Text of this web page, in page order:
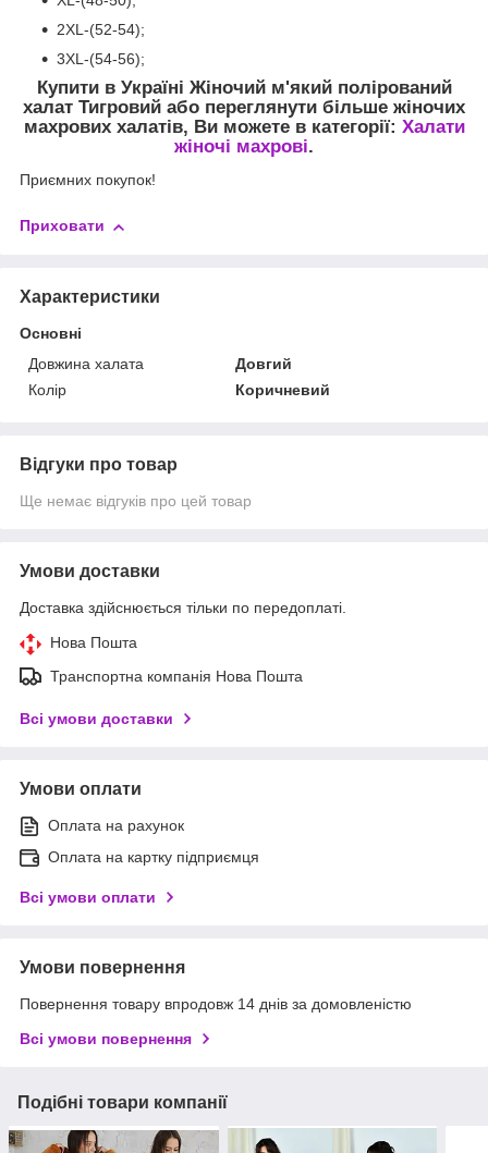
2XL-(52-54);
3XL-(54-56);
Купити в Україні Жіночий м'який полірований
халат Тигровий або переглянути більше жіночих
махрових халатів, Ви можете в категорії: Халати
жіночі махрові.
Приємних покупок!
Приховати
Характеристики
Основні
Довжина халата
Довгий
Колір
Коричневий
Відгуки про товар
Ще немає відгуків про цей товар
Умови доставки
Доставка здійснюється тільки по передоплаті.
Нова Пошта
Транспортна компанія Нова Пошта
Всі умови доставки
Умови оплати
Оплата на рахунок
Оплата на картку підприємця
Всі умови оплати
Умови повернення
Повернення товару впродовж 14 днів за домовленістю
Всі умови повернення
Подібні товари компанії